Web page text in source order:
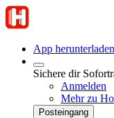
App herunterladen
Sichere dir
Anmelden
Mehr zu
Posteingang